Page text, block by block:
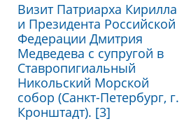
Визит Патриарха Кирилла
и Президента Российской
Федерации Дмитрия
Медведева с супругой в
Ставропигиальный
Никольский Морской
собор (Санкт-Петербург, г.
Кронштадт). [3]